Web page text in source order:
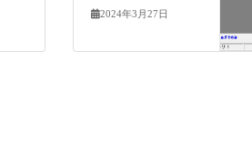
2024年3月27日